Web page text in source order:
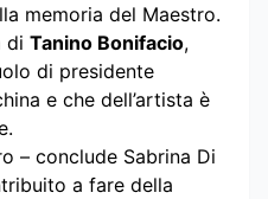
memoria del Maestro.
di Tanino Bonifacio,
di presidente
e che dell’artista è
– conclude Sabrina Di
a fare della